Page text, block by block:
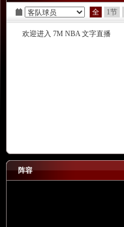
全 1节
欢迎进入 7M NBA 文字直播
阵容